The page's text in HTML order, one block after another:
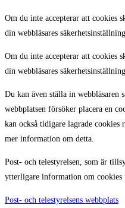
Om du inte accepterar att cookies
din webbläsares
Om du inte accepterar att cookies
din webbläsares
Du kan även ställa in webbläsaren
webbplatsen försöker placera en
kan också tidigare lagrade cookies
mer information om detta.
Post- och telestyrelsen, som är
ytterligare information om cookies
Post- och telestyrelsens webbplats